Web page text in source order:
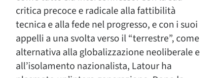
critica precoce e radicale alla fattibilità
tecnica e alla fede nel progresso, e con i suoi
appelli a una svolta verso il “terrestre”, come
alternativa alla globalizzazione neoliberale e
all’isolamento nazionalista, Latour ha